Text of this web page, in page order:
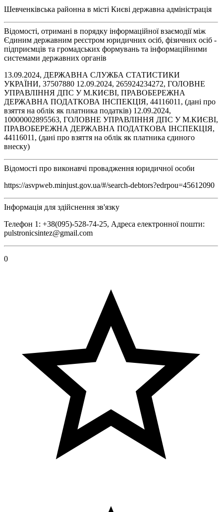
Шевченківська районна в місті Києві державна адміністрація
Відомості, отримані в порядку інформаційної взаємодії між
Єдиним державним реєстром юридичних осіб, фізичних осіб -
підприємців та громадських формувань та інформаційними
системами державних органів
13.09.2024, ДЕРЖАВНА СЛУЖБА СТАТИСТИКИ
УКРАЇНИ, 37507880 12.09.2024, 265924234272, ГОЛОВНЕ
УПРАВЛІННЯ ДПС У М.КИЄВІ, ПРАВОБЕРЕЖНА
ДЕРЖАВНА ПОДАТКОВА ІНСПЕКЦІЯ, 44116011, (дані про
взяття на облік як платника податків) 12.09.2024,
10000002895563, ГОЛОВНЕ УПРАВЛІННЯ ДПС У М.КИЄВІ,
ПРАВОБЕРЕЖНА ДЕРЖАВНА ПОДАТКОВА ІНСПЕКЦІЯ,
44116011, (дані про взяття на облік як платника єдиного
внеску)
Відомості про виконавчі провадження юридичної особи
https://asvpweb.minjust.gov.ua/#/search-debtors?edrpou=45612090
Інформація для здійснення зв'язку
Телефон 1: +38(095)-528-74-25, Адреса електронної пошти:
pulstronicsintez@gmail.com
0